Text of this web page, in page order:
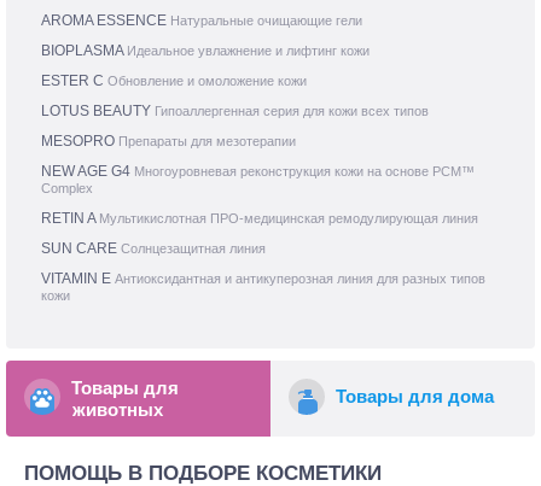
AROMA ESSENCE Натуральные очищающие гели
BIOPLASMA Идеальное увлажнение и лифтинг кожи
ESTER C Обновление и омоложение кожи
LOTUS BEAUTY Гипоаллергенная серия для кожи всех типов
MESOPRO Препараты для мезотерапии
NEW AGE G4 Многоуровневая реконструкция кожи на основе PCM™
Complex
RETIN A Мультикислотная ПРО-медицинская ремодулирующая линия
SUN CARE Солнцезащитная линия
VITAMIN E Антиоксидантная и антикуперозная линия для разных типов
кожи
Товары для
животных
Товары для дома
ПОМОЩЬ В ПОДБОРЕ КОСМЕТИКИ